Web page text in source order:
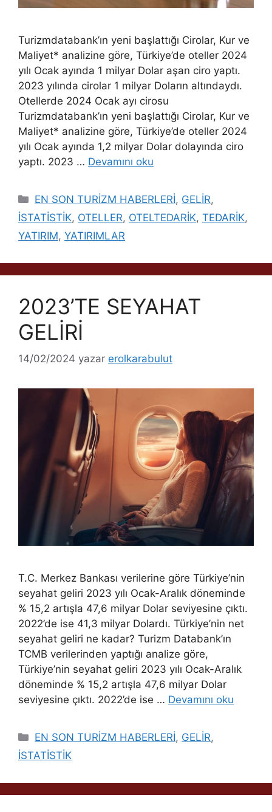
Turizmdatabank’ın yeni başlattığı Cirolar, Kur ve
Maliyet* analizine göre, Türkiye’de oteller 2024
yılı Ocak ayında 1 milyar Dolar aşan ciro yaptı.
2023 yılında cirolar 1 milyar Doların altındaydı.
Otellerde 2024 Ocak ayı cirosu
Turizmdatabank’ın yeni başlattığı Cirolar, Kur ve
Maliyet* analizine göre, Türkiye’de oteller 2024
yılı Ocak ayında 1,2 milyar Dolar dolayında ciro
yaptı. 2023 … Devamını oku
Kategoriler
EN SON TURİZM HABERLERİ, GELİR,
İSTATİSTİK, OTELLER, OTELTEDARİK, TEDARİK,
YATIRIM, YATIRIMLAR
2023’TE SEYAHAT
GELİRİ
14/02/2024 yazar erolkarabulut
T.C. Merkez Bankası verilerine göre Türkiye’nin
seyahat geliri 2023 yılı Ocak-Aralık döneminde
% 15,2 artışla 47,6 milyar Dolar seviyesine çıktı.
2022’de ise 41,3 milyar Dolardı. Türkiye’nin net
seyahat geliri ne kadar? Turizm Databank’ın
TCMB verilerinden yaptığı analize göre,
Türkiye’nin seyahat geliri 2023 yılı Ocak-Aralık
döneminde % 15,2 artışla 47,6 milyar Dolar
seviyesine çıktı. 2022’de ise … Devamını oku
Kategoriler
EN SON TURİZM HABERLERİ, GELİR,
İSTATİSTİK